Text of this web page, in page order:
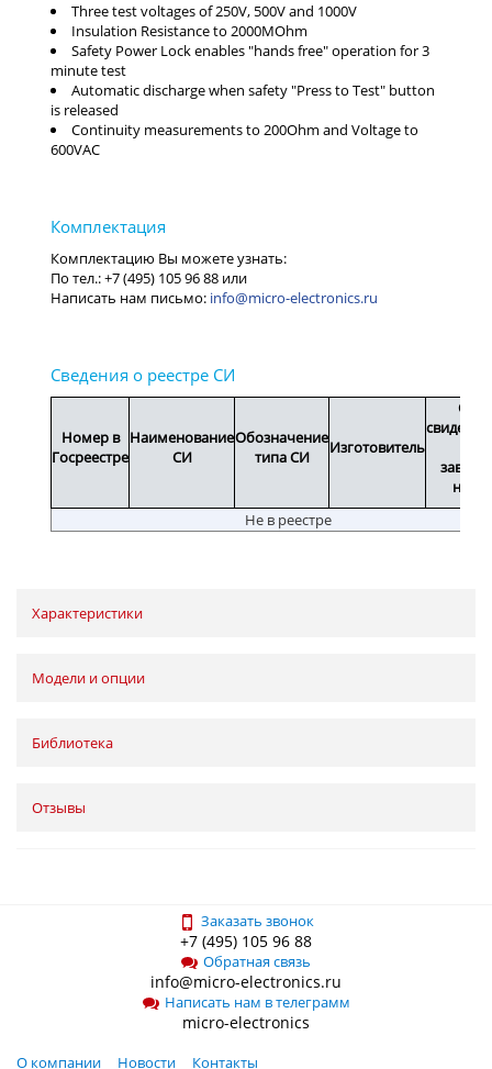
Three test voltages of 250V, 500V and 1000V
Insulation Resistance to 2000MOhm
Safety Power Lock enables "hands free" operation for 3
minute test
Automatic discharge when safety "Press to Test" button
is released
Continuity measurements to 200Ohm and Voltage to
600VAC
info@micro-electronics.ru
Номер в
Госреестре
Наименование
СИ
Обозначение
типа СИ
Изготовитель
Срок
Не в реестре
Характеристики
Модели и опции
Библиотека
Отзывы
Заказать звонок
+7 (495) 105 96 88
Обратная связь
info@micro-electronics.ru
Написать нам в телеграмм
micro-electronics
О компании Новости Контакты